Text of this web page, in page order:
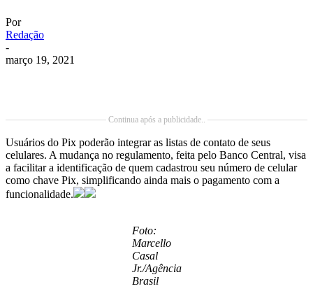
Por
Redação
-
março 19, 2021
Continua após a publicidade..
Usuários do Pix poderão integrar as listas de contato de seus
celulares. A mudança no regulamento, feita pelo Banco Central, visa
a facilitar a identificação de quem cadastrou seu número de celular
como chave Pix, simplificando ainda mais o pagamento com a
funcionalidade.
Foto:
Marcello
Casal
Jr./Agência
Brasil